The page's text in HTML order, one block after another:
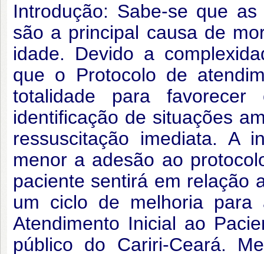
Introdução: Sabe-se que
são a principal causa de
idade. Devido a
que o Protocolo de
totalidade para
identificação de situações
ressuscitação imediata. A
menor a adesão ao
paciente sentirá em relação
um ciclo de melhoria para
Atendimento Inicial ao
público do Cariri-Ceará.